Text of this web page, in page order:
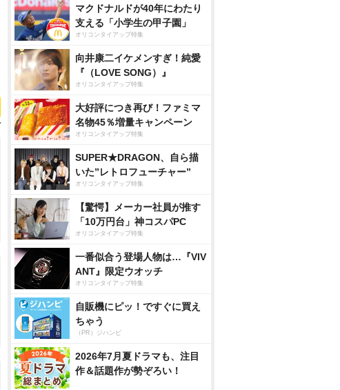
マクドナルドが40年にわたり
支える「小学生の甲子園」
オリコンタイアップ特集
向井康二イケメンすぎ！純愛
『（LOVE SONG）』
オリコンタイアップ特集
大好評につき再び！ファミマ
名物45％増量キャンペーン
オリコンタイアップ特集
SUPER★DRAGON、自ら描
いた”レトロフューチャー”
オリコンタイアップ特集
【驚愕】メーカー社員が推す
「10万円台」神コスパPC
オリコンタイアップ特集
一番似合う登場人物は…『VIV
ANT』限定ウオッチ
オリコンタイアップ特集
自販機にピッ！ですぐに買え
ちゃう
（PR）ジハンピ
2026年7月夏ドラマも、注目
作＆話題作が勢ぞろい！